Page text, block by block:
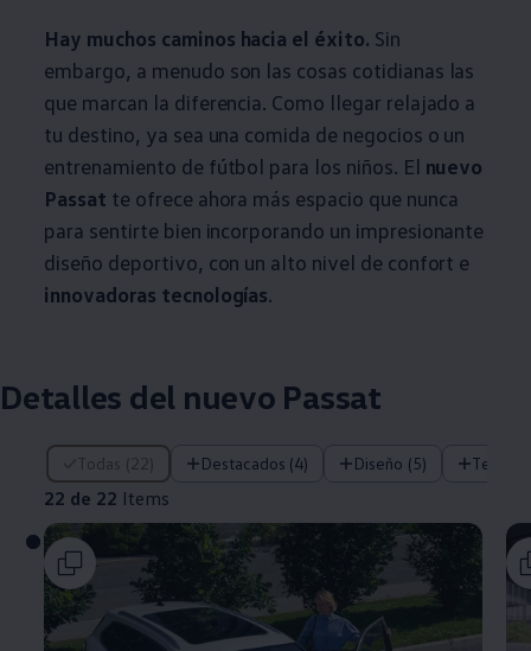
Hay muchos caminos hacia el éxito. Sin
embargo, a menudo son las cosas cotidianas las
que marcan la diferencia. Como llegar relajado a
tu destino, ya sea una comida de negocios o un
entrenamiento de fútbol para los niños. El nuevo
Passat te ofrece ahora más espacio que nunca
para sentirte bien incorporando un impresionante
diseño deportivo, con un alto nivel de confort e
innovadoras tecnologías.
Detalles del nuevo Passat
Todas (22) Destacados (4) Diseño (5)
22 de 22 Items
22 de 22 Items